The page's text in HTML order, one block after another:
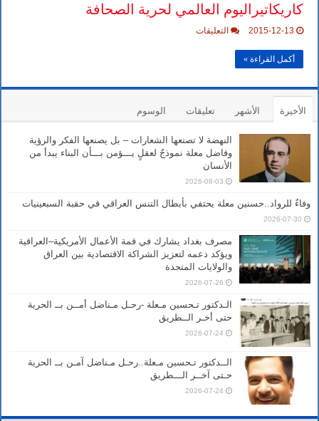
كاريكاتيراليوم العالمي لحرية الصحافة
2015-12-13 التعليقات
أكمل القراءة »
الأخيرة الأشهر تعليقات الوسوم
النهضة لا تصنعها الشعارات – بل يصنعها الفكر والرؤية
وفاضل معلة نموذجٌ لعقلٍ يـــؤمن بـــأن البناء يبدأ من
الأنسان
2026-08-03
وفاءٌ للرواد..حسنين معلة يحتفي بأبطال التنس العراقي في حقبة السبعينيات
2026-07-30
مصرف بغداد يشارك في قمة الأعمال الأمريكية–العراقية
ويؤكد دعمه لتعزيز الشراكة الاقتصادية بين العراق
والولايات المتحدة
2026-07-26
الـدكتور تـحسين مـعلة -رحـل مـناضل أمــن بــ الحرية
حتى أخـر الــطريق
2026-07-24
الــدكتور تـحسين مـعلة..رحـل مـناضل آمـن بــ الحرية
حـتى آخــر الـــطريق
2026-07-24